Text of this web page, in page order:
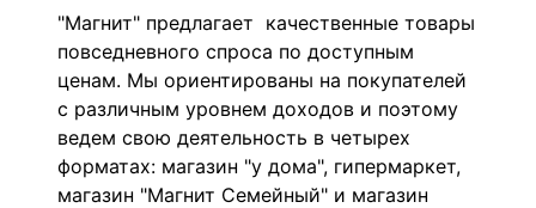
"Магнит" предлагает качественные товары
повседневного спроса по доступным
ценам. Мы ориентированы на покупателей
с различным уровнем доходов и поэтому
ведем свою деятельность в четырех
форматах: магазин "у дома", гипермаркет,
магазин "Магнит Семейный" и магазин